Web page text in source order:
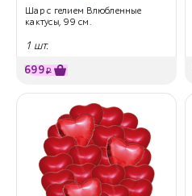
Шар с гелием Влюбленные
кактусы, 99 см.
1 шт.
699₽